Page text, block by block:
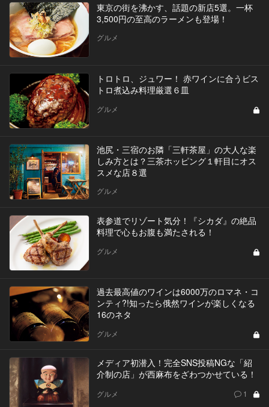
東京の街を沸かす、話題の新店5選。一杯
3,500円の至高のラーメンも登場！
グルメ
トロトロ、ジュワー！ 赤ワインに合うビス
トロ煮込み料理厳選６皿
グルメ
池尻・三宿のお隣「三軒茶屋」の大人な楽
しみ方とは？三茶ホッピング１軒目にオス
スメな店８選
グルメ
表参道でリゾート気分！『シカダ』の絶品
料理で心もお腹も満たされる！
グルメ
過去最高値のワインは6000万のロマネ・コ
ンティ?!知ったら俄然ワインが楽しくなる
16のネタ
グルメ
メディア初潜入！完全SNS投稿NGな「紹
介制の店」が西麻布をざわつかせている！
グルメ 1